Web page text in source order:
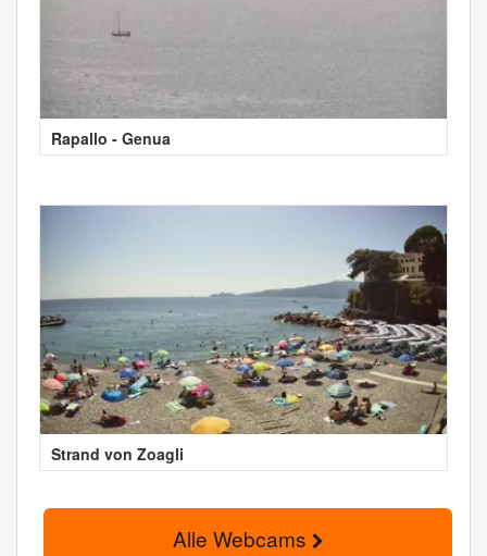
Rapallo - Genua
Strand von Zoagli
Alle Webcams